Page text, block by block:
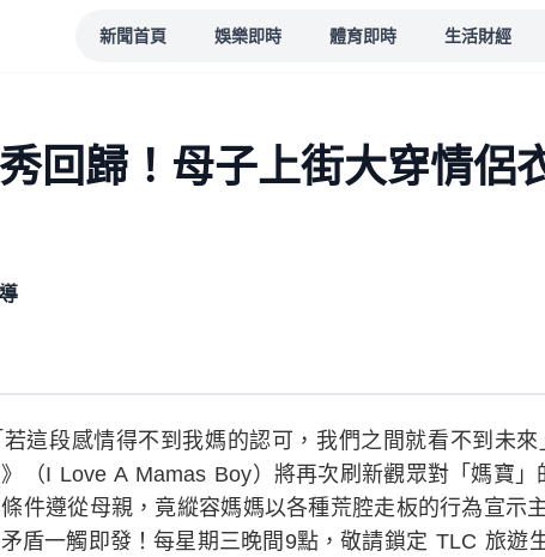
新聞首頁 娛樂即時 體育即時 生活財經
回歸！母子上街大穿情
若這段感情得不到我媽的認可，我們之間就看不到未
》（I Love A Mamas Boy）將再次刷新觀眾對「媽寶
件遵從母親，竟縱容媽媽以各種荒腔走板的行為宣示
盾一觸即發！每星期三晚間9點，敬請鎖定 TLC 旅遊